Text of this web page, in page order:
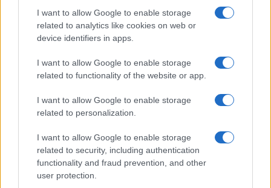
I want to allow Google to enable storage
related to analytics like cookies on web or
device identifiers in apps.
I want to allow Google to enable storage
related to functionality of the website or app.
I want to allow Google to enable storage
related to personalization.
I want to allow Google to enable storage
related to security, including authentication
functionality and fraud prevention, and other
user protection.
Continua a leggere